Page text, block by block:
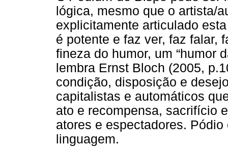
lógica, mesmo que o artista/
explicitamente articulado
é potente e faz ver, faz falar,
fineza do humor, um “humor
lembra Ernst Bloch (2005,
condição, disposição e
capitalistas e automáticos
ato e recompensa, sacrifício
atores e espectadores.
linguagem.